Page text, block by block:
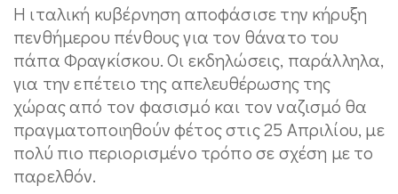
Η ιταλική κυβέρνηση αποφάσισε την κήρυξη
πενθήμερου πένθους για τον θάνατο του
πάπα Φραγκίσκου. Οι εκδηλώσεις, παράλληλα,
για την επέτειο της απελευθέρωσης της
χώρας από τον φασισμό και τον ναζισμό θα
πραγματοποιηθούν φέτος στις 25 Απριλίου, με
πολύ πιο περιορισμένο τρόπο σε σχέση με το
παρελθόν.